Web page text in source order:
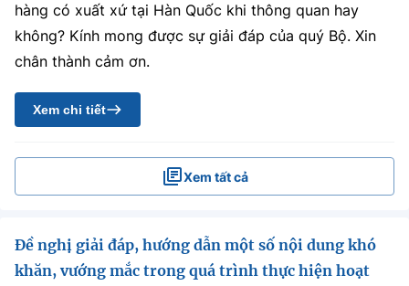
hàng có xuất xứ tại Hàn Quốc khi thông quan hay
không? Kính mong được sự giải đáp của quý Bộ. Xin
chân thành cảm ơn.
Xem chi tiết
Xem tất cả
Đề nghị giải đáp, hướng dẫn một số nội dung khó
khăn, vướng mắc trong quá trình thực hiện hoạt